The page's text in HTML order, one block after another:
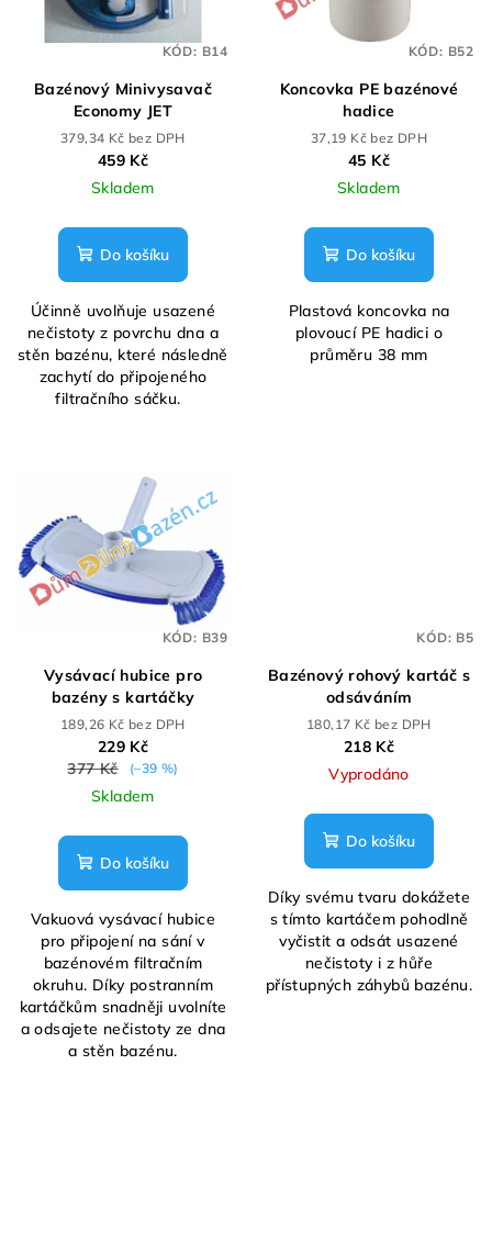
Bazénový Minivysavač
Economy JET
379,34 Kč bez DPH
459 Kč
Skladem
Do košíku
Účinně uvolňuje usazené
nečistoty z povrchu dna a
stěn bazénu, které následně
zachytí do připojeného
filtračního sáčku.
KÓD: B14
Koncovka PE bazénové
hadice
37,19 Kč bez DPH
45 Kč
Skladem
Do košíku
Plastová koncovka na
plovoucí PE hadici o
průměru 38 mm
KÓD: B52
Vysávací hubice pro
bazény s kartáčky
189,26 Kč bez DPH
229 Kč
377 Kč
(–39 %)
Skladem
Do košíku
Vakuová vysávací hubice
pro připojení na sání v
bazénovém filtračním
okruhu. Díky postranním
kartáčkům snadněji uvolníte
a odsajete nečistoty ze dna
a stěn bazénu.
KÓD: B39
Bazénový rohový kartáč s
odsáváním
180,17 Kč bez DPH
218 Kč
Vyprodáno
Do košíku
Díky svému tvaru dokážete
s tímto kartáčem pohodlně
vyčistit a odsát usazené
nečistoty i z hůře
přístupných záhybů bazénu.
KÓD: B5